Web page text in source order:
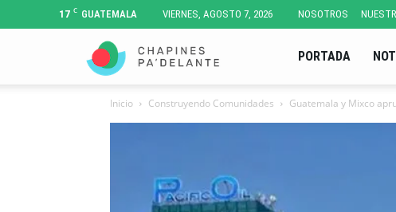
17 C GUATEMALA VIERNES, AGOSTO 7, 2026 NOSOTROS
Pa'
PORTADA
Inicio Construyendo Comunidades Guatemala y Mixco